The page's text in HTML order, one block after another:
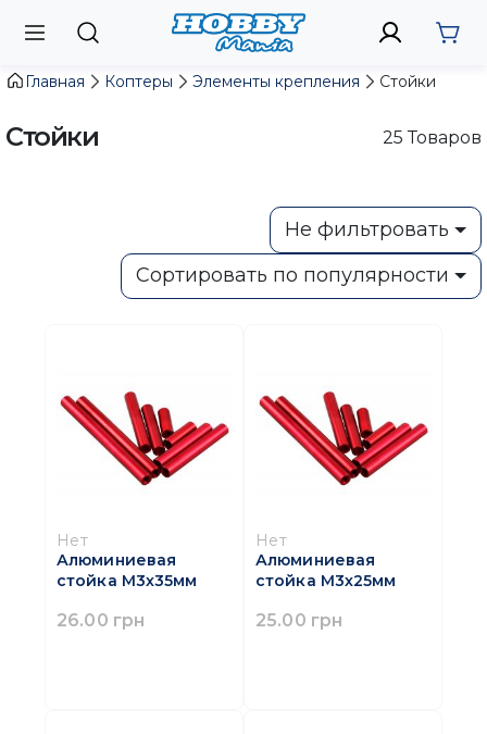
Главная Коптеры Элементы крепления Стойки
Стойки 25 Товаров
Не фильтровать
Сортировать по популярности
Нет
Алюминиевая
стойка M3х35мм
26.00 грн
Нет
Алюминиевая
стойка M3х25мм
25.00 грн